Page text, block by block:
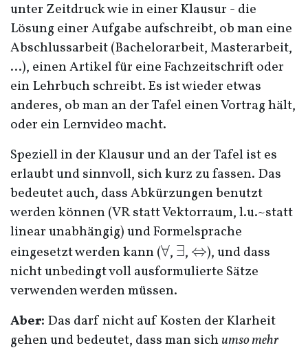
unter Zeitdruck wie in einer Klausur - die
Lösung einer Aufgabe aufschreibt, ob man eine
Abschlussarbeit (Bachelorarbeit, Masterarbeit,
…), einen Artikel für eine Fachzeitschrift oder
ein Lehrbuch schreibt. Es ist wieder etwas
anderes, ob man an der Tafel einen Vortrag hält,
oder ein Lernvideo macht.
Speziell in der Klausur und an der Tafel ist es
erlaubt und sinnvoll, sich kurz zu fassen. Das
bedeutet auch, dass Abkürzungen benutzt
werden können (VRstatt Vektorraum, l.u.~statt
linear unabhängig) und Formelsprache
eingesetzt werden kann (\forall
∀, \exists
∃, \Leftrightarrow
⇔), und dass
nicht unbedingt voll ausformulierte Sätze
verwenden werden müssen.
Aber: Das darf nicht auf Kosten der Klarheit
gehen und bedeutet, dass man sichumso mehr